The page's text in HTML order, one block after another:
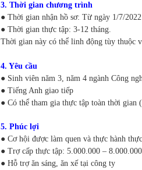
3. Thời gian chương trình
● Thời gian nhận hồ sơ: Từ ngày 1/7/
● Thời gian thực tập: 3-12 tháng.
Thời gian này có thể linh động tùy thuộc
4. Yêu cầu
● Sinh viên năm 3, năm 4 ngành Công
● Tiếng Anh giao tiếp
● Có thể tham gia thực tập toàn thời gian
5. Phúc lợi
● Cơ hội được làm quen và thực hành
● Trợ cấp thực tập: 5.000.000 –
● Hỗ trợ ăn sáng, ăn xế tại công ty